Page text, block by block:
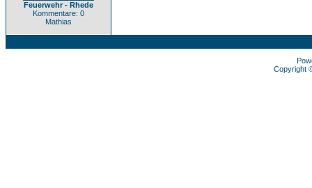
Feuerwehr - Rhede
Kommentare: 0
Mathias
Copyright